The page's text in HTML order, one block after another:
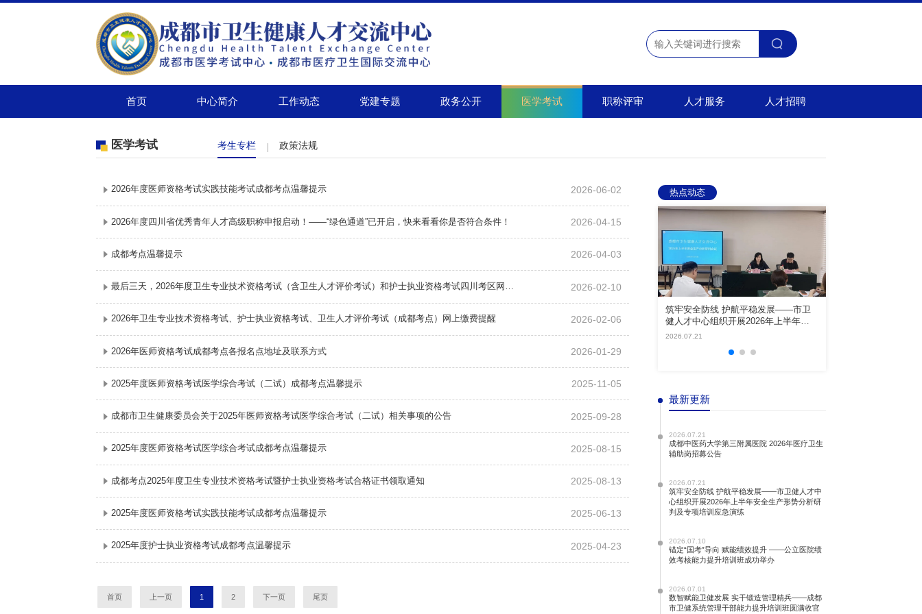
首页 中心简介 工作动态 党建专题 政务公开 医学考试 职称评审 人才服务 人才招聘
医学考试 考生专栏 政策法规
2026年度医师资格考试实践技能考试成都考点温馨提示 2026-06-02
2026年度四川省优秀青年人才高级职称申报启动！——“绿色通道”已开启，快来看看你是否符合条件！ 2026-04-15
成都考点温馨提示 2026-04-03
最后三天，2026年度卫生专业技术资格考试（含卫生人才评价考试）和护士执业资格考试四川考区网上缴费即将结束 2026-02-10
2026年卫生专业技术资格考试、护士执业资格考试、卫生人才评价考试（成都考点）网上缴费提醒 2026-02-06
2026年医师资格考试成都考点各报名点地址及联系方式 2026-01-29
2025年度医师资格考试医学综合考试（二试）成都考点温馨提示 2025-11-05
成都市卫生健康委员会关于2025年医师资格考试医学综合考试（二试）相关事项的公告 2025-09-28
2025年度医师资格考试医学综合考试成都考点温馨提示 2025-08-15
成都考点2025年度卫生专业技术资格考试暨护士执业资格考试合格证书领取通知 2025-08-13
2025年度医师资格考试实践技能考试成都考点温馨提示 2025-06-13
2025年度护士执业资格考试成都考点温馨提示 2025-04-23
首页 上一页 1 2 下一页 尾页
热点动态
——成都市卫健系统管理干部能力提升
培训班圆满收官
2026.07.01
筑牢安全防线 护航平稳发展——市卫
健人才中心组织开展2026年上半年安
全生产形势分析研判及专项培训应急演
2026.07.21
锚定“国考”导向 赋能绩效提升 ——公
立医院绩效考核能力提升培训班成
最新更新
2026.07.21
成都中医药大学第三附属医院 2026年医疗卫生
辅助岗招募公告
2026.07.21
筑牢安全防线 护航平稳发展——市卫健人才中
心组织开展2026年上半年安全生产形势分析研
判及专项培训应急演练
2026.07.10
锚定“国考”导向 赋能绩效提升 ——公立医院绩
效考核能力提升培训班成功举办
2026.07.01
数智赋能卫健发展 实干锻造管理精兵——成都
市卫健系统管理干部能力提升培训班圆满收官